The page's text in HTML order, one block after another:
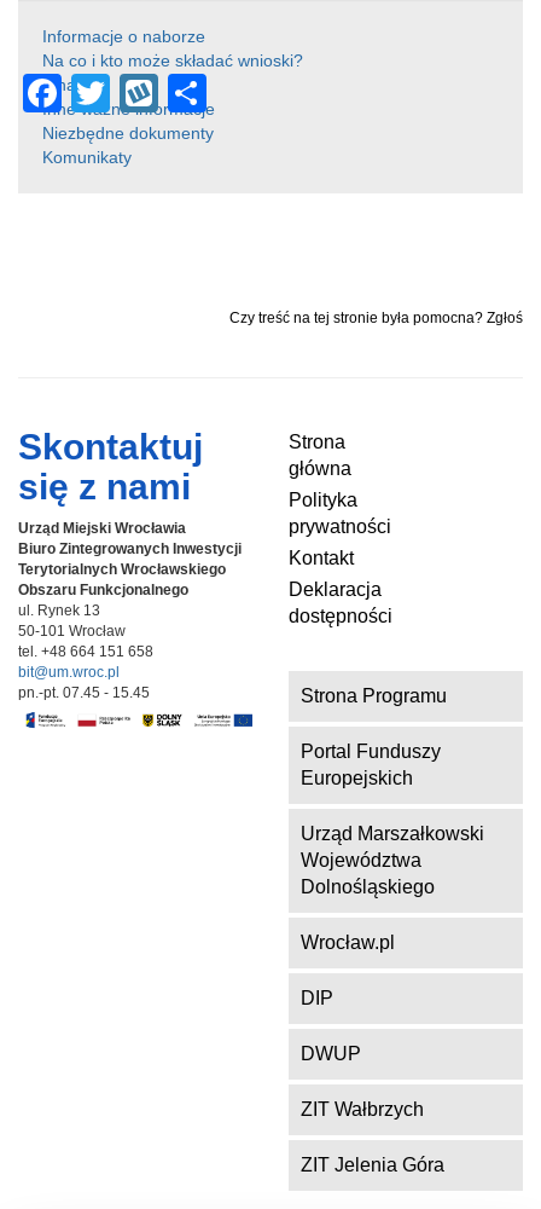
F
a
c
T
wi
tt
W
yk h
Informacje o naborze
Na co i kto może składać wnioski?
Finanse
Inne ważne informacje
Niezbędne dokumenty
Komunikaty
Czy treść na tej stronie była pomocna? Zgłoś
Skontaktuj
się z nami
Urząd Miejski Wrocławia
Biuro Zintegrowanych Inwestycji
Terytorialnych Wrocławskiego
Obszaru Funkcjonalnego
ul. Rynek 13
50-101 Wrocław
tel. +48 664 151 658
bit@um.wroc.pl
pn.-pt. 07.45 - 15.45
Strona
główna
Polityka
prywatności
Kontakt
Deklaracja
dostępności
Strona Programu
Portal Funduszy
Europejskich
Urząd Marszałkowski
Województwa
Dolnośląskiego
Wrocław.pl
DIP
DWUP
ZIT Wałbrzych
ZIT Jelenia Góra